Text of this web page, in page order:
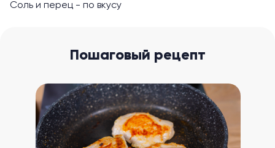
Соль и перец - по вкусу
Пошаговый рецепт